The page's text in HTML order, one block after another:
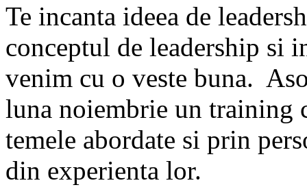
Te incanta ideea de
conceptul de leadership si
venim cu o veste buna.
luna noiembrie un training
temele abordate si prin
din experienta lor.